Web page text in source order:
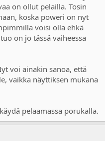
on ollut pelailla. Tosin
koska poweri on nyt
voisi olla ehkä
on jo tässä vaiheessa
voi ainakin sanoa, että
vaikka näyttiksen mukana
pelaamassa porukalla.